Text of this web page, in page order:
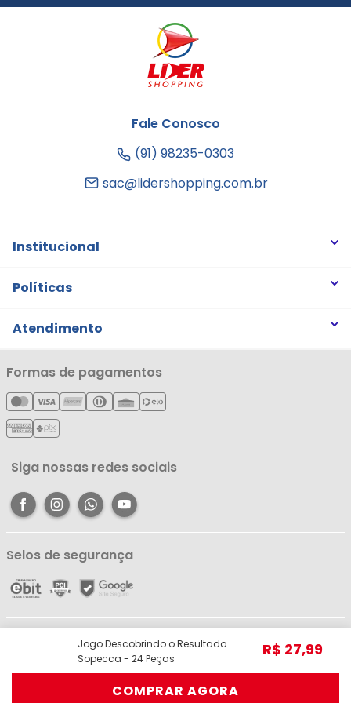
Jogo Descobrindo o Resultado
Sopecca - 24 Peças
R$ 27,99
COMPRAR AGORA
Fale Conosco
(91) 98235-0303
sac@lidershopping.com.br
Institucional
Quem somos
Notícias
Cartão Líderzan
Políticas
Trocas e Devoluções
Política de Privacidade
Política de Entrega
Política de Reembolso
Atendimento
Minha Conta
Meus Pedidos
Meus Favoritos
Central de Atendimento
Formas de pagamentos
Siga nossas redes sociais
Selos de segurança
Pariquis, 1056 - Jurunas, Belém - PA, 66033-590 | Telefone: (91) 98403-
3948 © Todos os direitos reservados.